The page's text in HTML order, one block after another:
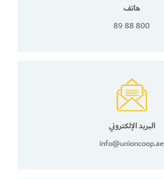
هاتف
800 88 89
البريد الإلكتروني
info@unioncoop.ae